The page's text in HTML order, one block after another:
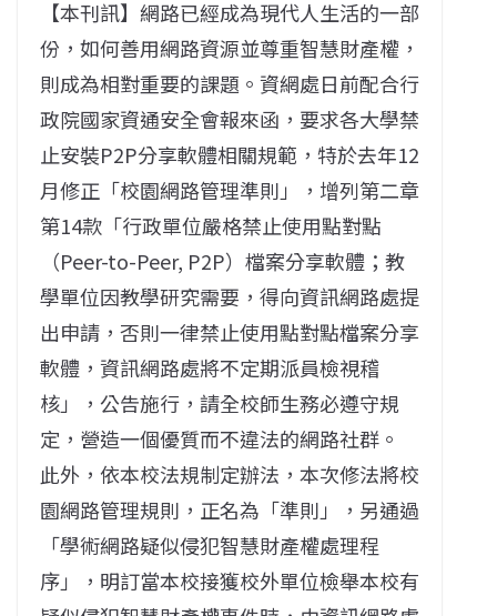
【本刊訊】網路已經成為現代人生活的一部
份，如何善用網路資源並尊重智慧財產權，
則成為相對重要的課題。資網處日前配合行
政院國家資通安全會報來函，要求各大學禁
止安裝P2P分享軟體相關規範，特於去年12
月修正「校園網路管理準則」，增列第二章
第14款「行政單位嚴格禁止使用點對點
（Peer-to-Peer, P2P）檔案分享軟體；教
學單位因教學研究需要，得向資訊網路處提
出申請，否則一律禁止使用點對點檔案分享
軟體，資訊網路處將不定期派員檢視稽
核」，公告施行，請全校師生務必遵守規
定，營造一個優質而不違法的網路社群。
此外，依本校法規制定辦法，本次修法將校
園網路管理規則，正名為「準則」，另通過
「學術網路疑似侵犯智慧財產權處理程
序」，明訂當本校接獲校外單位檢舉本校有